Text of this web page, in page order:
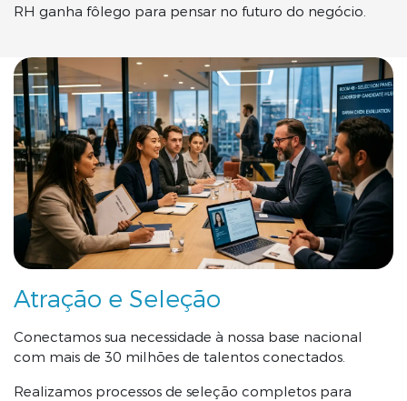
RH ganha fôlego para pensar no futuro do negócio.
Atração e Seleção
Conectamos sua necessidade à nossa base nacional
com mais de 30 milhões de talentos conectados.
Realizamos processos de seleção completos para